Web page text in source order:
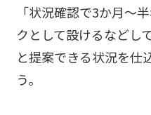
「状況確認で3か月～
クとして設けるなどし
と提案できる状況を仕
う。